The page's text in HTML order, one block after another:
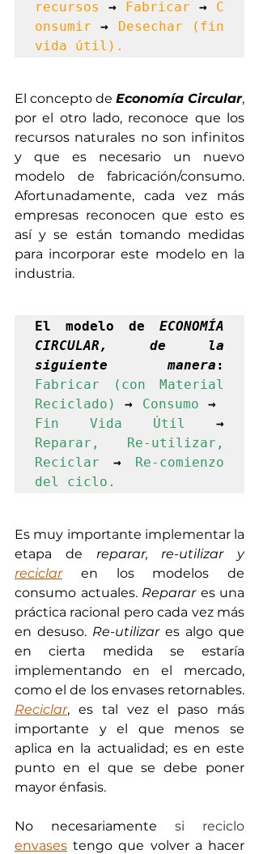
recursos
→ Fabricar →
C
onsumir
→
Desechar (fin
vida útil).
El concepto de Economía Circular,
por el otro lado, reconoce que los
recursos naturales no son infinitos
y que es necesario un nuevo
modelo de fabricación/consumo.
Afortunadamente, cada vez más
empresas reconocen que esto es
así y se están tomando medidas
para incorporar este modelo en la
industria.
El modelo de ECONOMÍA
CIRCULAR, de la
siguiente manera
Fabricar (con Material
Reciclado)
→ Consumo
→
Fin Vida Útil
Reparar, Re-utilizar,
Reciclar
→
Re-comienzo
del ciclo.
Es muy importante implementar la
etapa de
reparar, re-utilizar y
reciclar en los modelos de
consumo actuales. Reparar es una
práctica racional pero cada vez más
en desuso. Re-utilizar es algo que
en cierta medida se estaría
implementando en el mercado,
Reciclar, es tal vez el paso más
importante y el que menos se
aplica en la actualidad; es en este
punto en el que se debe poner
mayor énfasis.
No necesariamente
envases tengo que volver a hacer